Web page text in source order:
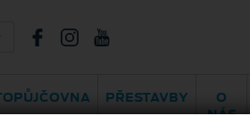
PŘESTAVBY
O